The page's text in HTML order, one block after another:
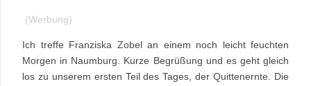
(Werbung)
Ich treffe Franziska Zobel an einem noch leicht feuchten
Morgen in Naumburg. Kurze Begrüßung und es geht gleich
los zu unserem ersten Teil des Tages, der Quittenernte. Die